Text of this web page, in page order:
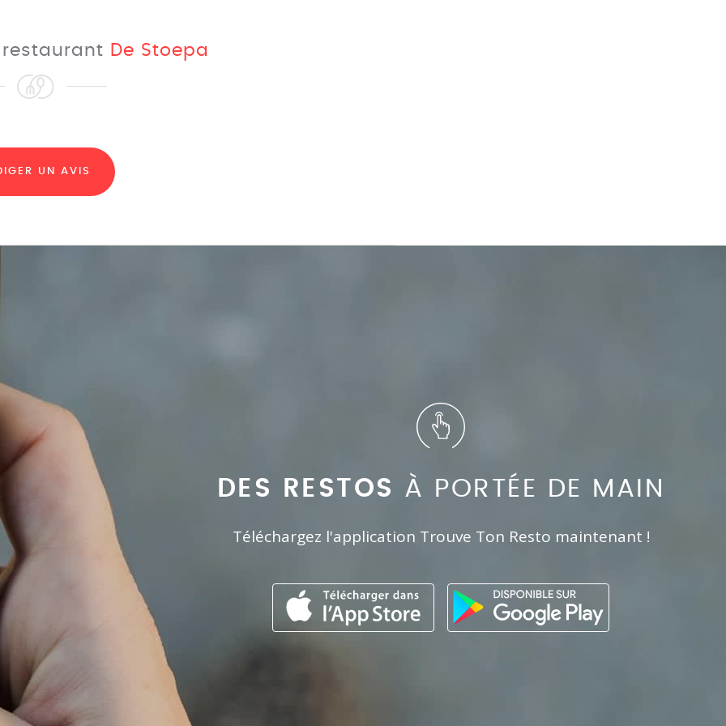
restaurant De Stoepa
UN AVIS
DES RESTOS À PORTÉE DE MAIN
Téléchargez l'application Trouve Ton Resto maintenant !